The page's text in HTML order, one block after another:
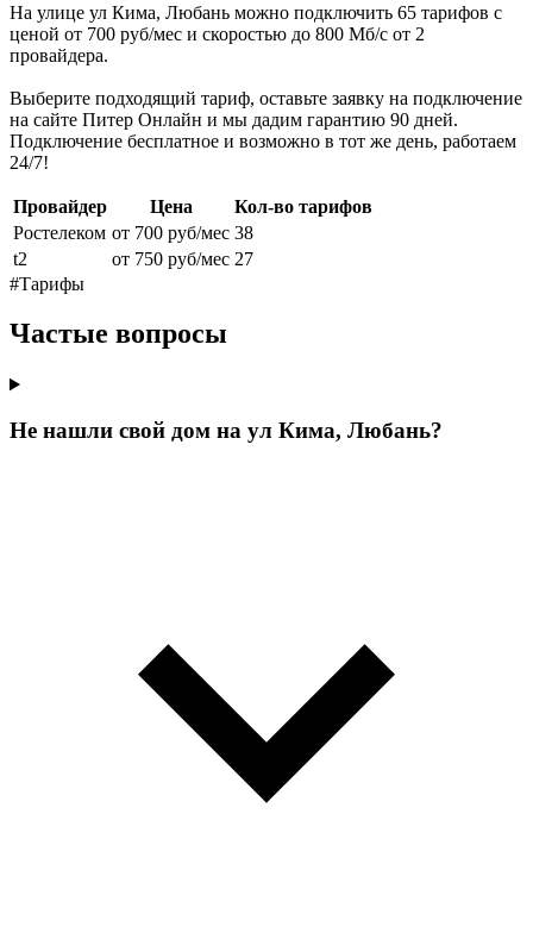
На улице ул Кима, Любань можно подключить 65 тарифов с
ценой от 700 руб/мес и скоростью до 800 Мб/с от 2
провайдера.
Выберите подходящий тариф, оставьте заявку на подключение
на сайте Питер Онлайн и мы дадим гарантию 90 дней.
Подключение бесплатное и возможно в тот же день, работаем
24/7!
Провайдер Цена
Кол-во тарифов
Ростелеком от 700 руб/мес 38
t2
от 750 руб/мес 27
#Тарифы
Частые вопросы
Не нашли свой дом на ул Кима, Любань?